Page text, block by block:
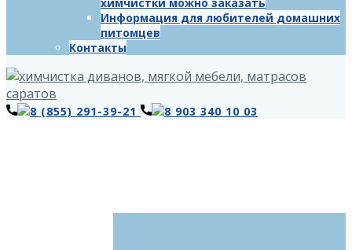
Информация для любителей домашних
питомцев
Контакты
8 (855) 291-39-21 8 903 340 10 03